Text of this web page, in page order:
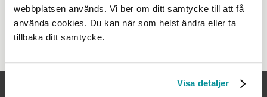
webbplatsen används. Vi ber om ditt samtycke till att få
använda cookies. Du kan när som helst ändra eller ta
tillbaka ditt samtycke.
Visa detaljer